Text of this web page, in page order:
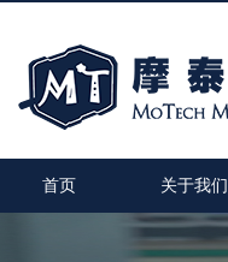
首页 关于我们